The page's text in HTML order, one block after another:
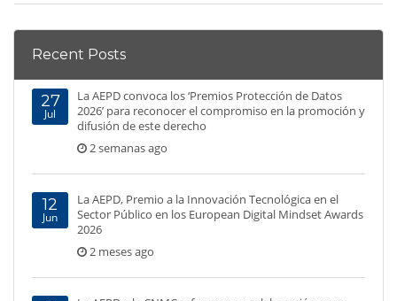
Recent Posts
27
Jul
La AEPD convoca los ‘Premios Protección de Datos
2026’ para reconocer el compromiso en la promoción y
difusión de este derecho
2 semanas ago
12
Jun
La AEPD, Premio a la Innovación Tecnológica en el
Sector Público en los European Digital Mindset Awards
2026
2 meses ago